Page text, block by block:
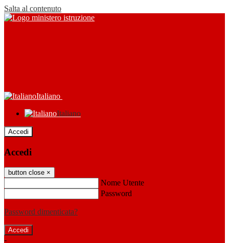
Salta al contenuto
Italiano
Italiano
Accedi
Accedi
button close ×
Nome Utente
Password
Password dimenticata?
-